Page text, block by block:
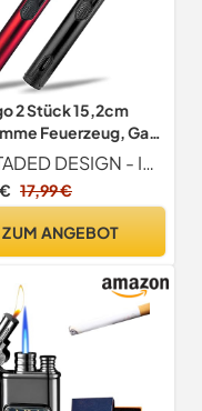
2 Stück 15,2cm
Feuerzeug, Gas
Langes
Camping, Grill,
ohne
UPGTADED DESIGN - Im Gegensatz zu anderen billigen Kunststofffeuerzeugen besteht dieses Butanfeuerzeug aus einer Aluminiumlegierung und einer Oberflächenbeschichtungstechnik, schön und langlebig. Um den Push-Up-Schalter zu erleichtern, übernimmt unser rutschfester Schalter die kreative Idee von 3 Stufenstufen und 18 erhabenen Punkten. Das segmentierte Design verhindert die Wärmeübertragung und macht die Verwendung sicherer.
17,99 €
ZUM ANGEBOT